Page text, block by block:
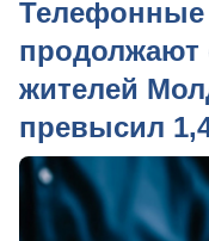
жителей
превысил